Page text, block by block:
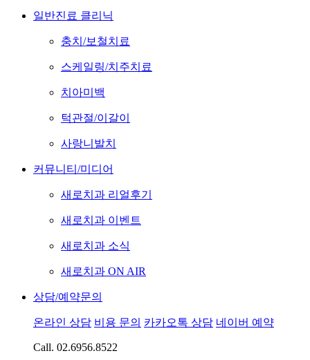
일반진료 클리닉
충치/보철치료
스케일링/치주치료
치아미백
턱관절/이갈이
사랑니발치
커뮤니티/미디어
새로치과 리얼후기
새로치과 이벤트
새로치과 소식
새로치과 ON AIR
상담/예약문의
온라인 상담 비용 문의 카카오톡 상담 네이버 예약
Call. 02.6956.8522